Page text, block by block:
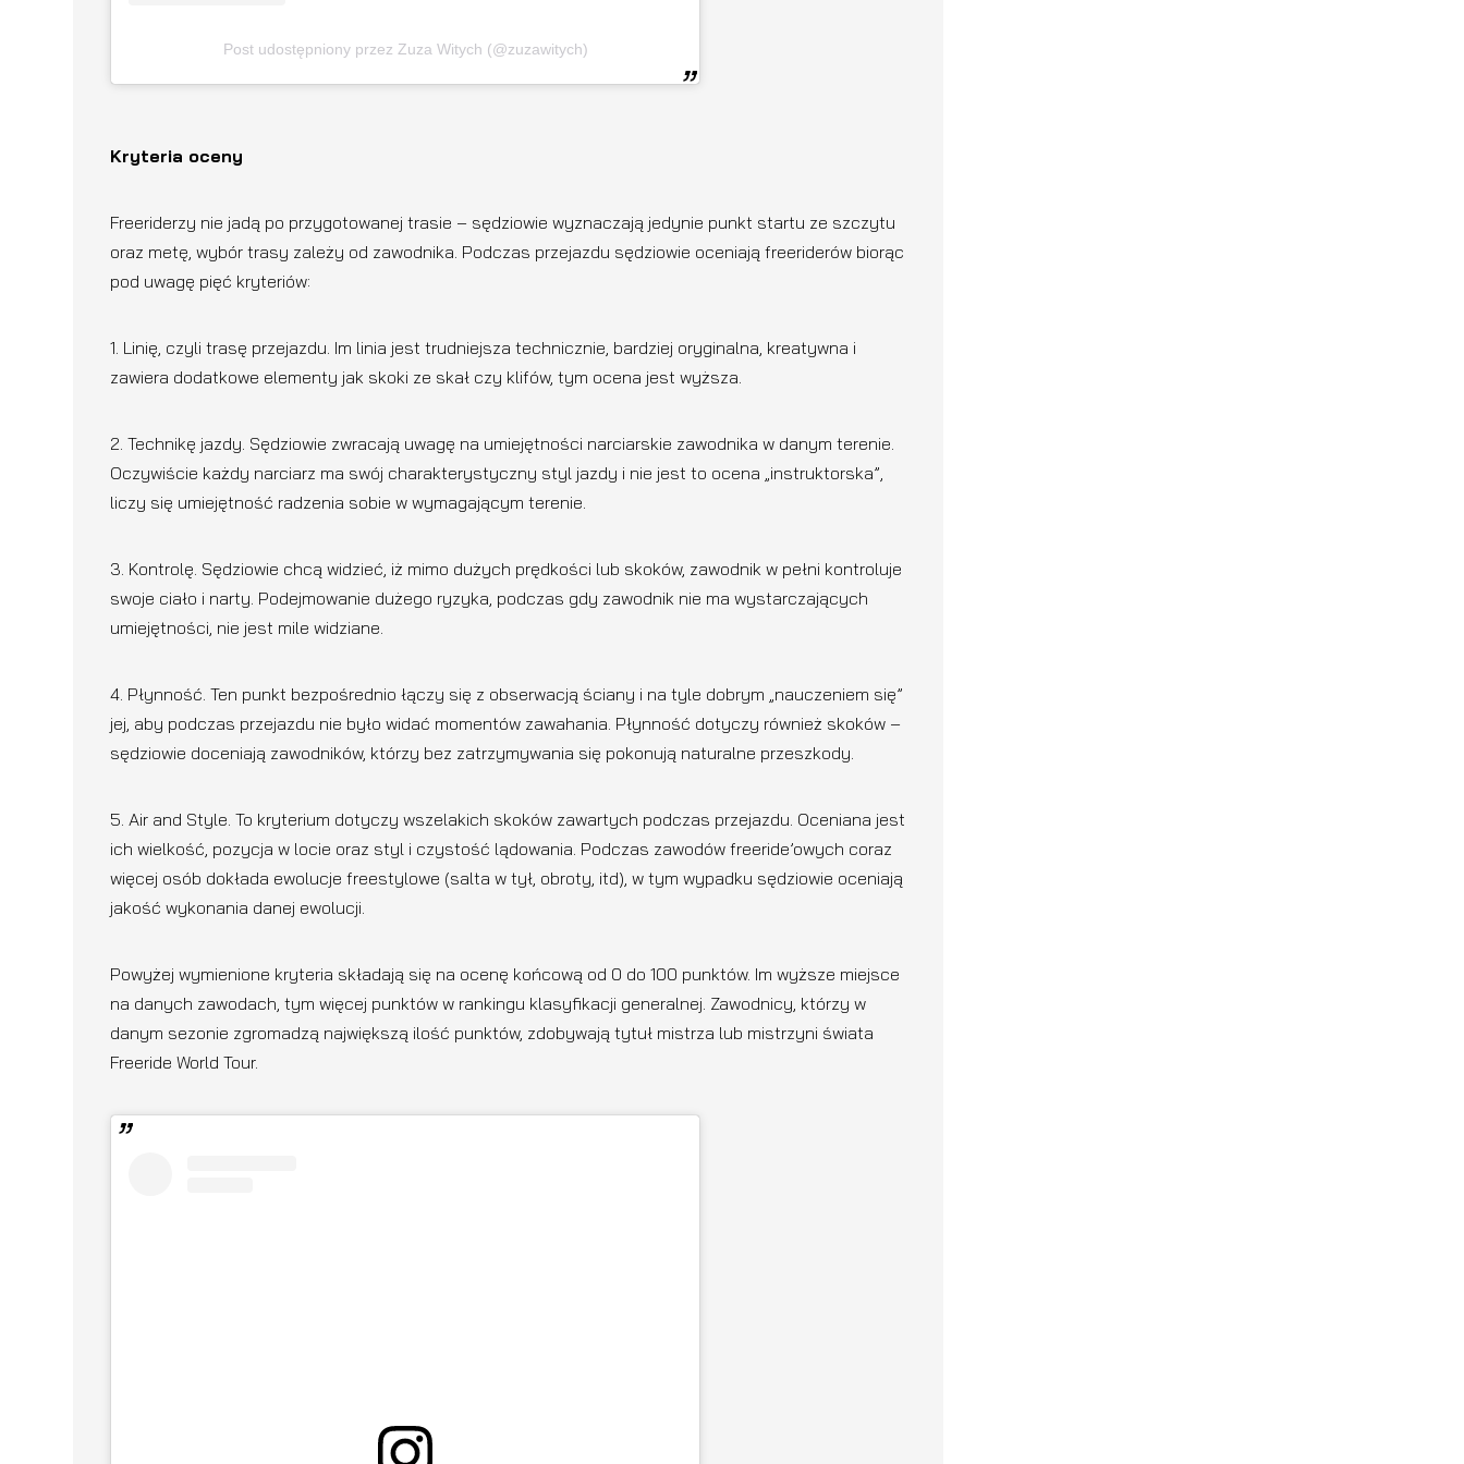
Post udostępniony przez Zuza Witych (@zuzawitych)
Kryteria oceny
Freeriderzy nie jadą po przygotowanej trasie – sędziowie wyznaczają jedynie punkt startu ze szczytu
oraz metę, wybór trasy zależy od zawodnika. Podczas przejazdu sędziowie oceniają freeriderów biorąc
pod uwagę pięć kryteriów:
1. Linię, czyli trasę przejazdu. Im linia jest trudniejsza technicznie, bardziej oryginalna, kreatywna i
zawiera dodatkowe elementy jak skoki ze skał czy klifów, tym ocena jest wyższa.
2. Technikę jazdy. Sędziowie zwracają uwagę na umiejętności narciarskie zawodnika w danym terenie.
Oczywiście każdy narciarz ma swój charakterystyczny styl jazdy i nie jest to ocena „instruktorska”,
liczy się umiejętność radzenia sobie w wymagającym terenie.
3. Kontrolę. Sędziowie chcą widzieć, iż mimo dużych prędkości lub skoków, zawodnik w pełni kontroluje
swoje ciało i narty. Podejmowanie dużego ryzyka, podczas gdy zawodnik nie ma wystarczających
umiejętności, nie jest mile widziane.
4. Płynność. Ten punkt bezpośrednio łączy się z obserwacją ściany i na tyle dobrym „nauczeniem się”
jej, aby podczas przejazdu nie było widać momentów zawahania. Płynność dotyczy również skoków –
sędziowie doceniają zawodników, którzy bez zatrzymywania się pokonują naturalne przeszkody.
5. Air and Style. To kryterium dotyczy wszelakich skoków zawartych podczas przejazdu. Oceniana jest
ich wielkość, pozycja w locie oraz styl i czystość lądowania. Podczas zawodów freeride’owych coraz
więcej osób dokłada ewolucje freestylowe (salta w tył, obroty, itd), w tym wypadku sędziowie oceniają
jakość wykonania danej ewolucji.
Powyżej wymienione kryteria składają się na ocenę końcową od 0 do 100 punktów. Im wyższe miejsce
na danych zawodach, tym więcej punktów w rankingu klasyfikacji generalnej. Zawodnicy, którzy w
danym sezonie zgromadzą największą ilość punktów, zdobywają tytuł mistrza lub mistrzyni świata
Freeride World Tour.